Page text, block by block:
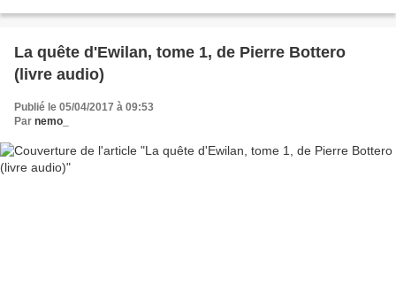
La quête d'Ewilan, tome 1, de Pierre Bottero
(livre audio)
Publié le 05/04/2017 à 09:53
Par nemo_